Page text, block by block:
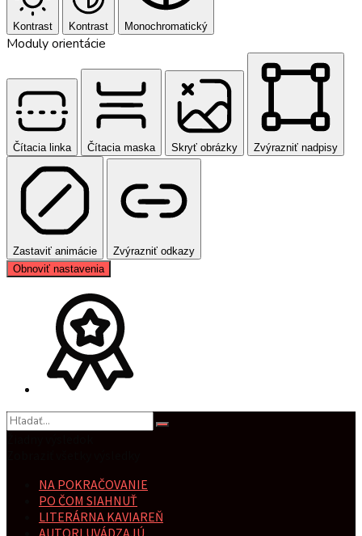
Kontrast Kontrast Monochromatický
Moduly orientácie
Čítacia linka Čítacia maska Skryť obrázky Zvýrazniť nadpisy
Zastaviť animácie
Zvýrazniť odkazy
Obnoviť nastavenia
NA POKRAČOVANIE
PO ČOM SIAHNUŤ
LITERÁRNA KAVIAREŇ
AUTORI UVÁDZAJÚ